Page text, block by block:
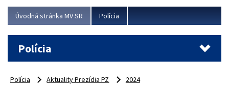
Úvodná stránka MV SR Polícia
Polícia
Polícia Aktuality Prezídia PZ 2024